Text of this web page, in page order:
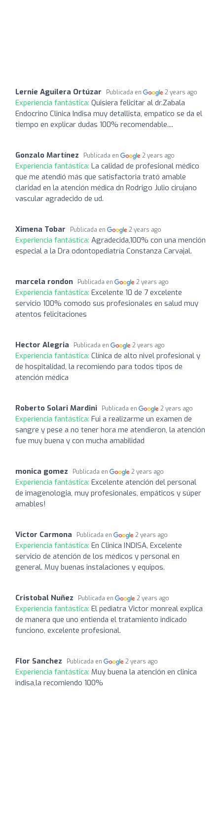
Lernie Aguilera Ortúzar Publicada en 2 years ago
Experiencia fantástica: Quisiera felicitar al dr.Zabala
Endocrino Clinica Indisa muy detallista, empatico se da el
tiempo en explicar dudas 100% recomendable....
Gonzalo Martínez Publicada en 2 years ago
Experiencia fantástica: La calidad de profesional médico
que me atendió más que satisfactoria trató amable
claridad en la atención médica dn Rodrigo Julio cirujano
vascular agradecido de ud.
Ximena Tobar Publicada en 2 years ago
Experiencia fantástica: Agradecida,100% con una mención
especial a la Dra odontopediatría Constanza Carvajal.
marcela rondon Publicada en 2 years ago
Experiencia fantástica: Excelente 10 de 7 excelente
servicio 100% comodo sus profesionales en salud muy
atentos felicitaciones
Hector Alegria Publicada en 2 years ago
Experiencia fantástica: Clínica de alto nivel profesional y
de hospitalidad, la recomiendo para todos tipos de
atención médica
Roberto Solari Mardini Publicada en 2 years ago
Experiencia fantástica: Fui a realizarme un examen de
sangre y pese a no tener hora me atendieron, la atención
fue muy buena y con mucha amabilidad
monica gomez Publicada en 2 years ago
Experiencia fantástica: Excelente atención del personal
de imagenologia, muy profesionales, empáticos y súper
amables!
Victor Carmona Publicada en 2 years ago
Experiencia fantástica: En Clinica INDISA, Excelente
servicio de atención de los médicos y personal en
general. Muy buenas instalaciones y equipos.
Cristobal Nuñez Publicada en 2 years ago
Experiencia fantástica: El pediatra Victor monreal explica
de manera que uno entienda el tratamiento indicado
funciono, excelente profesional.
Flor Sanchez Publicada en 2 years ago
Experiencia fantástica: Muy buena la atención en clinica
indisa,la recomiendo 100%